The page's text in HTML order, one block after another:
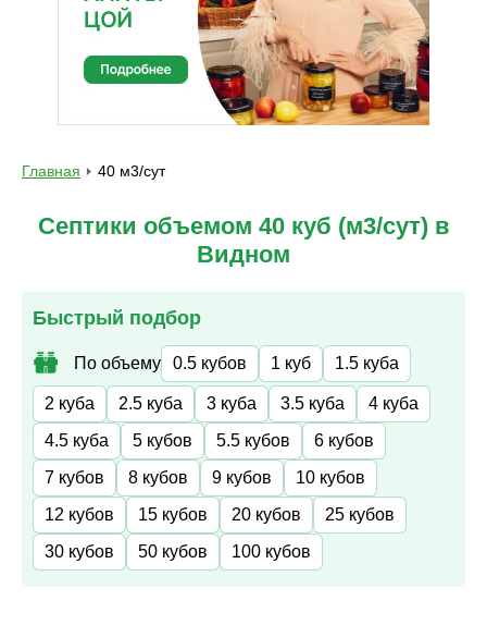
Главная 40 м3/сут
Септики объемом 40 куб (м3/сут) в
Видном
Быстрый подбор
По объему 0.5 кубов 1 куб 1.5 куба
2 куба 2.5 куба 3 куба 3.5 куба
4 куба
4.5 куба
5 кубов 5.5 кубов
6 кубов
7 кубов
8 кубов 9 кубов
10 кубов
12 кубов
15 кубов 20 кубов
25 кубов
30 кубов
50 кубов 100 кубов